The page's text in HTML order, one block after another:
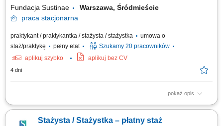
Fundacja Sustinae
Warszawa, Śródmieście
praca stacjonarna
praktykant / praktykantka / stażysta / stażystka
umowa o
staż/praktykę
pełny etat
Szukamy 20 pracowników
aplikuj szybko
aplikuj bez CV
4 dni
pokaż opis
Projekt „RozPracuj się ! Kompleksowy program aktywizacji zawodowej
Państwowego Funduszu Rehabilitacji Osób Niepełnosprawnych. Celem
Stażysta / Stażystka – płatny staż